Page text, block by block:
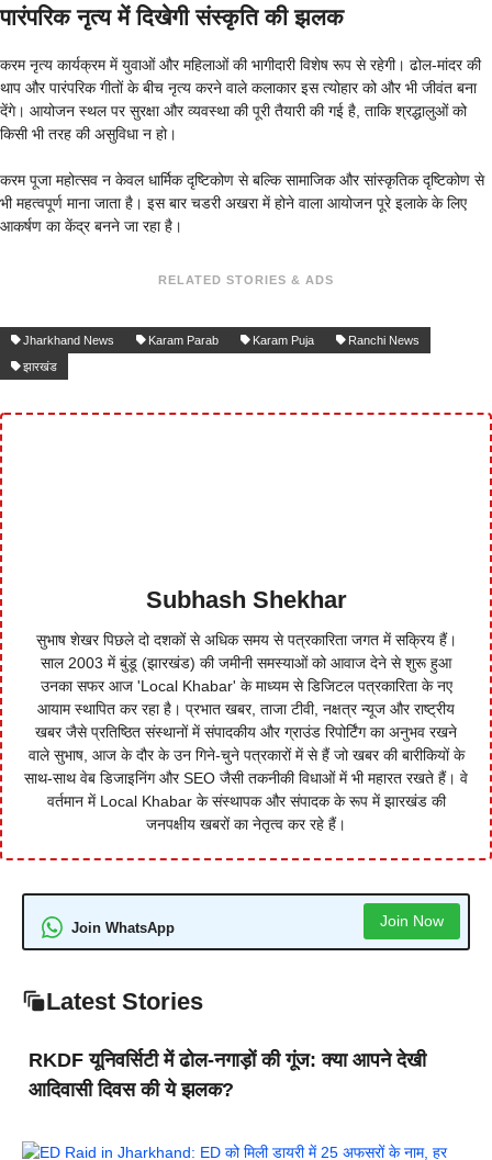
पारंपरिक नृत्य में दिखेगी संस्कृति की झलक
करम नृत्य कार्यक्रम में युवाओं और महिलाओं की भागीदारी विशेष रूप से रहेगी। ढोल-मांदर की
थाप और पारंपरिक गीतों के बीच नृत्य करने वाले कलाकार इस त्योहार को और भी जीवंत बना
देंगे। आयोजन स्थल पर सुरक्षा और व्यवस्था की पूरी तैयारी की गई है, ताकि श्रद्धालुओं को
किसी भी तरह की असुविधा न हो।
करम पूजा महोत्सव न केवल धार्मिक दृष्टिकोण से बल्कि सामाजिक और सांस्कृतिक दृष्टिकोण से
भी महत्वपूर्ण माना जाता है। इस बार चडरी अखरा में होने वाला आयोजन पूरे इलाके के लिए
आकर्षण का केंद्र बनने जा रहा है।
RELATED STORIES & ADS
Jharkhand News Karam Parab Karam Puja
Ranchi News
झारखंड
Subhash Shekhar
सुभाष शेखर पिछले दो दशकों से अधिक समय से पत्रकारिता जगत में सक्रिय हैं।
साल 2003 में बुंडू (झारखंड) की जमीनी समस्याओं को आवाज देने से शुरू हुआ
उनका सफर आज 'Local Khabar' के माध्यम से डिजिटल पत्रकारिता के नए
आयाम स्थापित कर रहा है। प्रभात खबर, ताजा टीवी, नक्षत्र न्यूज और राष्ट्रीय
खबर जैसे प्रतिष्ठित संस्थानों में संपादकीय और ग्राउंड रिपोर्टिंग का अनुभव रखने
वाले सुभाष, आज के दौर के उन गिने-चुने पत्रकारों में से हैं जो खबर की बारीकियों के
साथ-साथ वेब डिजाइनिंग और SEO जैसी तकनीकी विधाओं में भी महारत रखते हैं। वे
वर्तमान में Local Khabar के संस्थापक और संपादक के रूप में झारखंड की
जनपक्षीय खबरों का नेतृत्व कर रहे हैं।
Join WhatsApp Join Now
Latest Stories
RKDF यूनिवर्सिटी में ढोल-नगाड़ों की गूंज: क्या आपने देखी
आदिवासी दिवस की ये झलक?